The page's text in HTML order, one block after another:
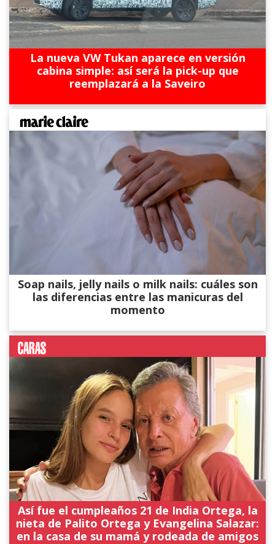
La nueva VW Tukan aparece en versión
cabina simple: así será la pick-up que
reemplazará a la Saveiro
Soap nails, jelly nails o milk nails: cuáles son
las diferencias entre las manicuras del
momento
Así fue el cumpleaños 21 de India Ortega, la
nieta de Palito Ortega y Evangelina Salazar:
en la casa de su mamá y rodeada de amigos